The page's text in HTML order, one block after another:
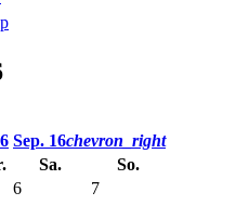
Sep. 16chevron_right
Sa.
So.
6
7